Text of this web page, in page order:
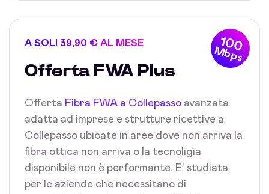
100
Mbps
A SOLI 39,90 € AL MESE
Offerta FWA Plus
Offerta Fibra FWA a Collepasso avanzata
adatta ad imprese e strutture ricettive a
Collepasso ubicate in aree dove non arriva la
fibra ottica non arriva o la tecnoligia
disponibile non è performante. E' studiata
per le aziende che necessitano di